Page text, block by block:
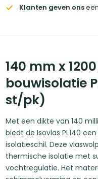
Klanten geven ons
140 mm x
bouwisolatie
st/pk)
Met een dikte van 140
biedt de Isovlas PL140
isolatieschil. Deze
thermische isolatie met
vochtregulatie. Het